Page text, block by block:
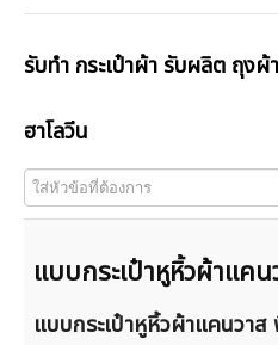
รับทำ กระเป๋าผ้า รับผลิต ถุง
ฮาโลวีน
ใส่หัวข้อที่ต้องการ
แบบกระเป๋าหูหิ้วผ้าแค
แบบกระเป๋าหูหิ้วผ้าแคนวา